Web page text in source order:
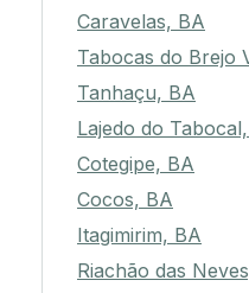
Caravelas, BA
Tabocas do Brejo
Tanhaçu, BA
Lajedo do
Cotegipe, BA
Cocos, BA
Itagimirim, BA
Riachão das